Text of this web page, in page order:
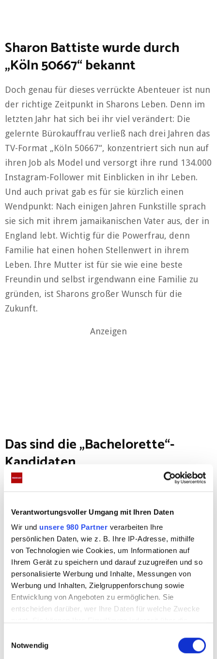
Verantwortungsvoller Umgang mit Ihren Daten
Wir und unsere 980 Partner verarbeiten Ihre
persönlichen Daten, wie z. B. Ihre IP-Adresse, mithilfe
von Technologien wie Cookies, um Informationen auf
Ihrem Gerät zu speichern und darauf zuzugreifen und so
personalisierte Werbung und Inhalte, Messungen von
Werbung und Inhalten, Zielgruppenforschung sowie
Entwicklung von Angeboten zu ermöglichen. Sie
entscheiden darüber, wer Ihre Daten für welche Zwecke
Trigger Symbol ändern oder widerrufen
Notwendig
Sharon Battiste wurde durch
„Köln 50667“ bekannt
Doch genau für dieses verrückte Abenteuer ist nun
der richtige Zeitpunkt in Sharons Leben. Denn im
letzten Jahr hat sich bei ihr viel verändert: Die
gelernte Bürokauffrau verließ nach drei Jahren das
TV-Format „Köln 50667“, konzentriert sich nun auf
ihren Job als Model und versorgt ihre rund 134.000
Instagram-Follower mit Einblicken in ihr Leben.
Und auch privat gab es für sie kürzlich einen
Wendpunkt: Nach einigen Jahren Funkstille sprach
sie sich mit ihrem jamaikanischen Vater aus, der in
England lebt. Wichtig für die Powerfrau, denn
Familie hat einen hohen Stellenwert in ihrem
Leben. Ihre Mutter ist für sie wie eine beste
Freundin und selbst irgendwann eine Familie zu
gründen, ist Sharons großer Wunsch für die
Zukunft.
Anzeigen
Das sind die „Bachelorette“-
Kandidaten
Alexandros Chouliaras
(27) – Unternehmer
Stripper
Dennis Felber (23) – Online-Fitness-Coach
Emanuell Weissenberger (29) –
Personalvermittler
Hannes Münzer(23) – Polizist
Jan Hoffmann(31) – Florist
Lukas Baltruschat(28) – Personal-Trainer
Mohamed Aidi